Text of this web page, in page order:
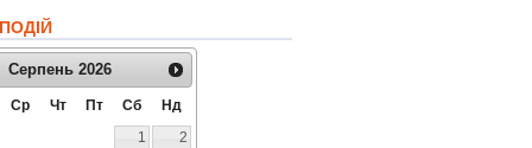
Серпень 2026
Ср Чт Пт Сб
Нд
1
2